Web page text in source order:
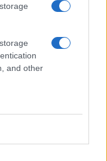
and other
scegliere la
e l’ufficio
dolore: storia e